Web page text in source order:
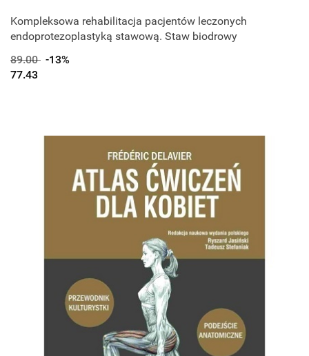
Kompleksowa rehabilitacja pacjentów leczonych
endoprotezoplastyką stawową. Staw biodrowy
89.00 -13%
77.43